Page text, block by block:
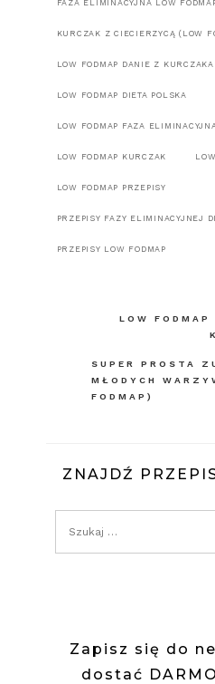
FAZA ELIMINACYJNA LOW
KURCZAK Z CIECIERZYCĄ (LOW
LOW FODMAP DANIE Z KURCZAKA
LOW FODMAP DIETA POLSKA
LOW FODMAP FAZA
LOW FODMAP KURCZAK
LOW FODMAP PRZEPISY
PRZEPISY FAZY ELIMINACYJNEJ
PRZEPISY LOW FODMAP
NawigacjaLOW FODMAP
SUPER PROSTA
MŁODYCH
FODMAP)
ZNAJDŹ
Zapisz się do
dostać